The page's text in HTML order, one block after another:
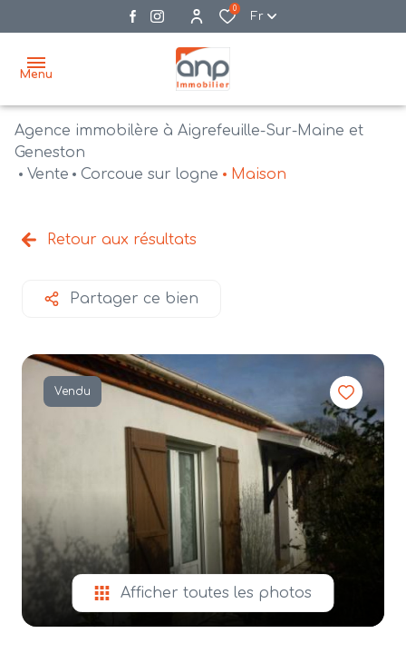
0
Fr
Menu
accueil
vente
agences
estimation
Agence immobilère à Aigrefeuille-Sur-Maine et
Geneston
Vente
Corcoue sur logne Maison
Retour aux résultats
Partager ce bien
Vendu
Afficher toutes les photos